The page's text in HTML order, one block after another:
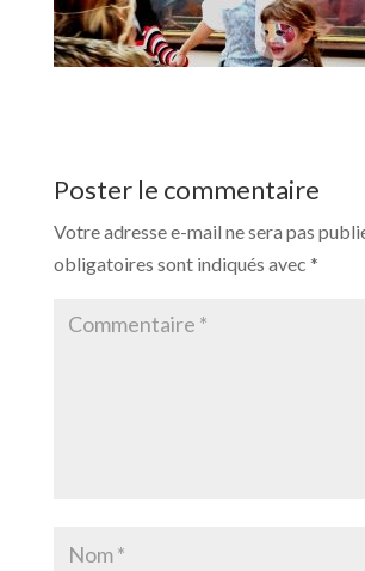
Poster le commentaire
Votre adresse e-mail ne sera pas
obligatoires sont indiqués avec *